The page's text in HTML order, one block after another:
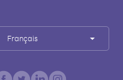
Français